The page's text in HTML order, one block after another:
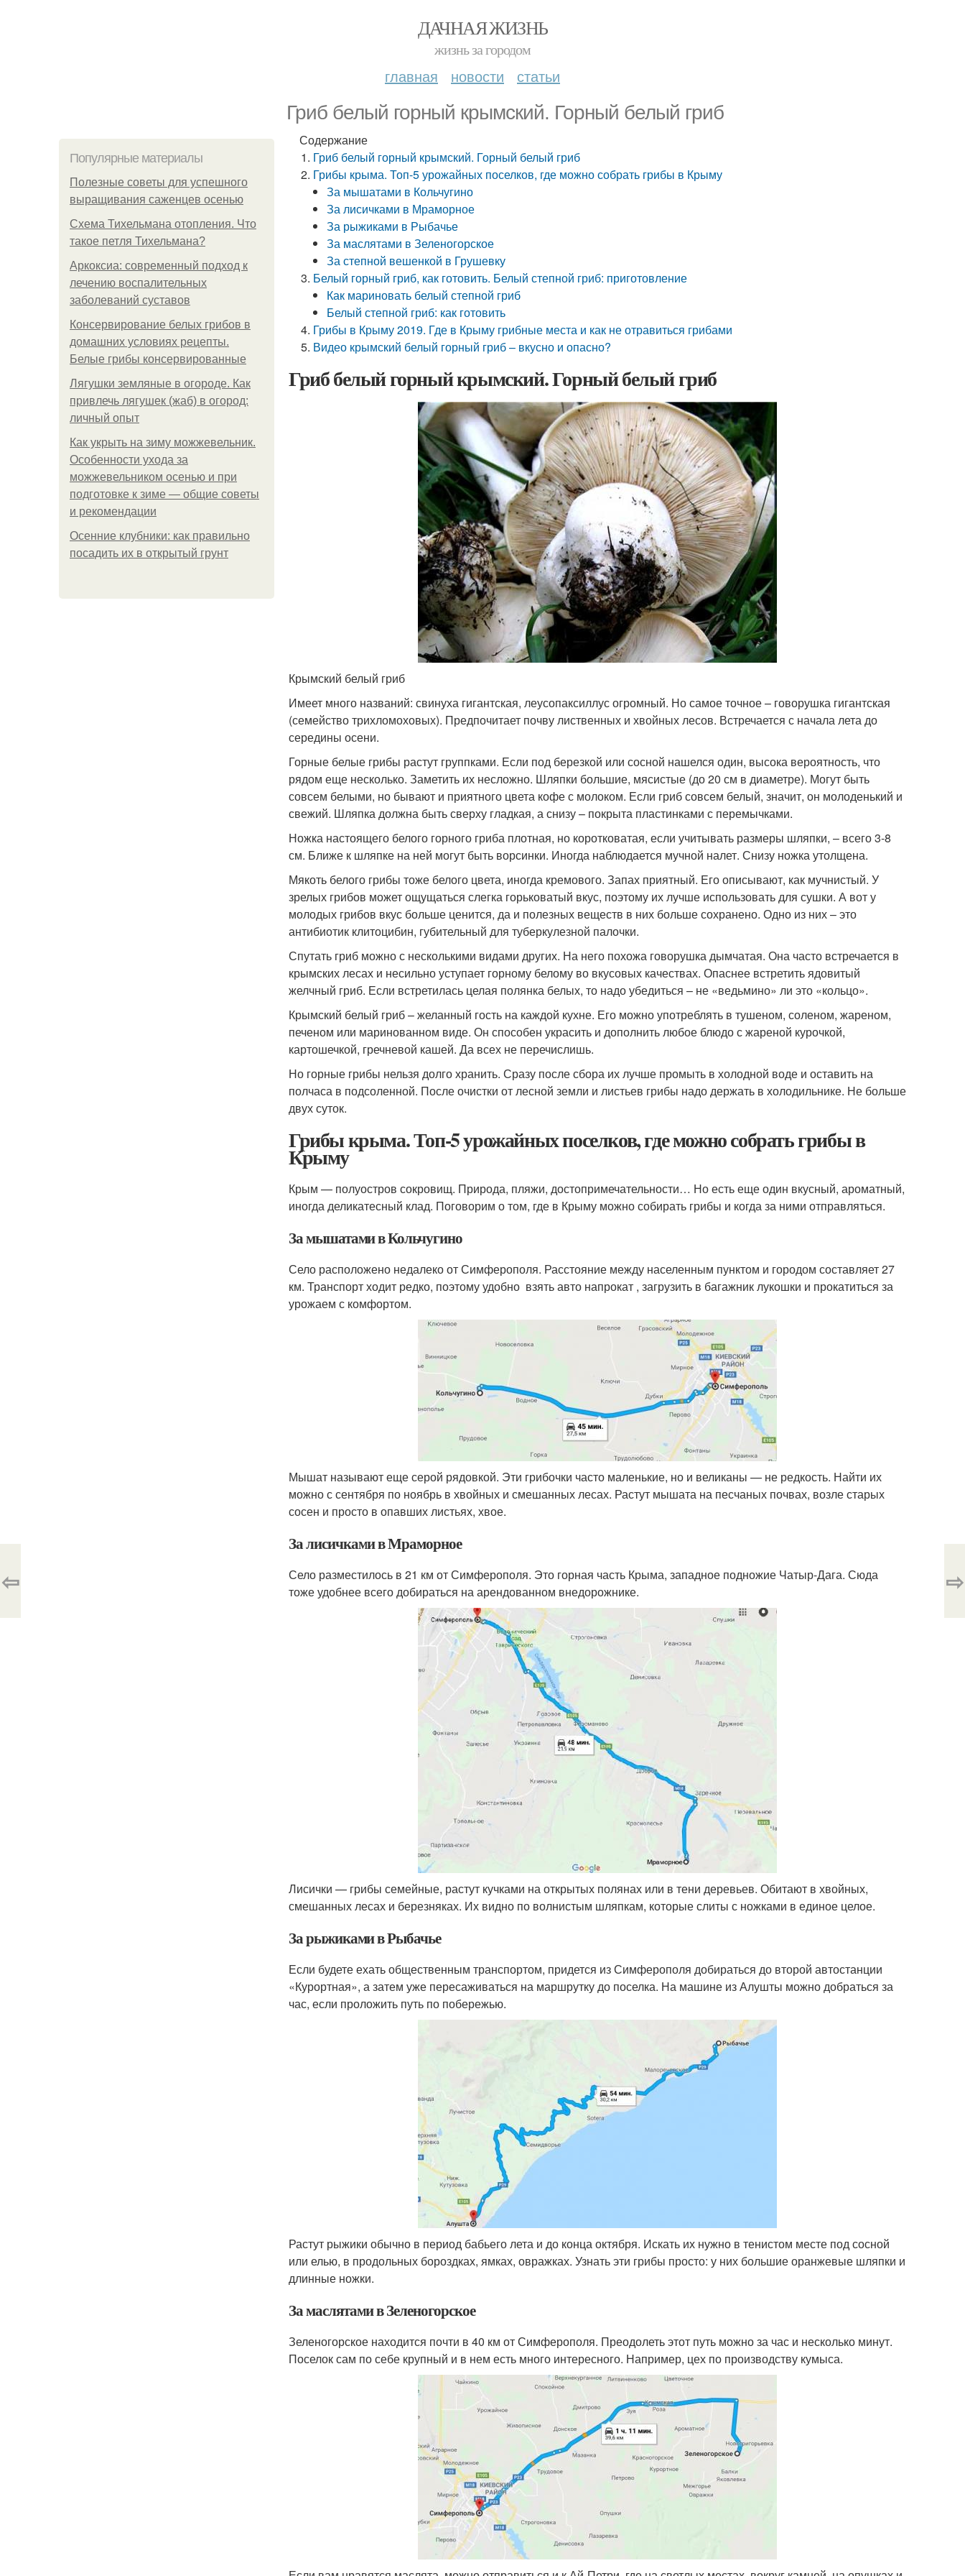
ДАЧНАЯ ЖИЗНЬ
жизнь за городом
главная новости статьи
Гриб белый горный крымский. Горный белый гриб
Популярные материалы
Полезные советы для успешного
выращивания саженцев осенью
Схема Тихельмана отопления. Что
такое петля Тихельмана?
Аркоксиа: современный подход к
лечению воспалительных
заболеваний суставов
Консервирование белых грибов в
домашних условиях рецепты.
Белые грибы консервированные
Лягушки земляные в огороде. Как
привлечь лягушек (жаб) в огород:
личный опыт
Как укрыть на зиму можжевельник.
Особенности ухода за
можжевельником осенью и при
подготовке к зиме — общие советы
и рекомендации
Осенние клубники: как правильно
посадить их в открытый грунт
Содержание
Гриб белый горный крымский. Горный белый гриб
Грибы крыма. Топ-5 урожайных поселков, где можно собрать грибы в Крыму
За мышатами в Кольчугино
За лисичками в Мраморное
За рыжиками в Рыбачье
За маслятами в Зеленогорское
За степной вешенкой в Грушевку
Белый горный гриб, как готовить. Белый степной гриб: приготовление
Как мариновать белый степной гриб
Белый степной гриб: как готовить
Грибы в Крыму 2019. Где в Крыму грибные места и как не отравиться грибами
Видео крымский белый горный гриб – вкусно и опасно?
Гриб белый горный крымский. Горный белый гриб
Крымский белый гриб
Имеет много названий: свинуха гигантская, леусопаксиллус огромный. Но самое точное – говорушка гигантская
(семейство трихломоховых). Предпочитает почву лиственных и хвойных лесов. Встречается с начала лета до
середины осени.
Горные белые грибы растут группками. Если под березкой или сосной нашелся один, высока вероятность, что
рядом еще несколько. Заметить их несложно. Шляпки большие, мясистые (до 20 см в диаметре). Могут быть
совсем белыми, но бывают и приятного цвета кофе с молоком. Если гриб совсем белый, значит, он молоденький и
свежий. Шляпка должна быть сверху гладкая, а снизу – покрыта пластинками с перемычками.
Ножка настоящего белого горного гриба плотная, но коротковатая, если учитывать размеры шляпки, – всего 3-8
см. Ближе к шляпке на ней могут быть ворсинки. Иногда наблюдается мучной налет. Снизу ножка утолщена.
Мякоть белого грибы тоже белого цвета, иногда кремового. Запах приятный. Его описывают, как мучнистый. У
зрелых грибов может ощущаться слегка горьковатый вкус, поэтому их лучше использовать для сушки. А вот у
молодых грибов вкус больше ценится, да и полезных веществ в них больше сохранено. Одно из них – это
антибиотик клитоцибин, губительный для туберкулезной палочки.
Спутать гриб можно с несколькими видами других. На него похожа говорушка дымчатая. Она часто встречается в
крымских лесах и несильно уступает горному белому во вкусовых качествах. Опаснее встретить ядовитый
желчный гриб. Если встретилась целая полянка белых, то надо убедиться – не «ведьмино» ли это «кольцо».
Крымский белый гриб – желанный гость на каждой кухне. Его можно употреблять в тушеном, соленом, жареном,
печеном или маринованном виде. Он способен украсить и дополнить любое блюдо с жареной курочкой,
картошечкой, гречневой кашей. Да всех не перечислишь.
Но горные грибы нельзя долго хранить. Сразу после сбора их лучше промыть в холодной воде и оставить на
полчаса в подсоленной. После очистки от лесной земли и листьев грибы надо держать в холодильнике. Не больше
двух суток.
Грибы крыма. Топ-5 урожайных поселков, где можно собрать грибы в
Крыму
Крым — полуостров сокровищ. Природа, пляжи, достопримечательности… Но есть еще один вкусный, ароматный,
иногда деликатесный клад. Поговорим о том, где в Крыму можно собирать грибы и когда за ними отправляться.
За мышатами в Кольчугино
Село расположено недалеко от Симферополя. Расстояние между населенным пунктом и городом составляет 27
км. Транспорт ходит редко, поэтому удобно взять авто напрокат , загрузить в багажник лукошки и прокатиться за
урожаем с комфортом.
Мышат называют еще серой рядовкой. Эти грибочки часто маленькие, но и великаны — не редкость. Найти их
можно с сентября по ноябрь в хвойных и смешанных лесах. Растут мышата на песчаных почвах, возле старых
сосен и просто в опавших листьях, хвое.
За лисичками в Мраморное
Село разместилось в 21 км от Симферополя. Это горная часть Крыма, западное подножие Чатыр-Дага. Сюда
тоже удобнее всего добираться на арендованном внедорожнике.
Лисички — грибы семейные, растут кучками на открытых полянах или в тени деревьев. Обитают в хвойных,
смешанных лесах и березняках. Их видно по волнистым шляпкам, которые слиты с ножками в единое целое.
За рыжиками в Рыбачье
Если будете ехать общественным транспортом, придется из Симферополя добираться до второй автостанции
«Курортная», а затем уже пересаживаться на маршрутку до поселка. На машине из Алушты можно добраться за
час, если проложить путь по побережью.
Растут рыжики обычно в период бабьего лета и до конца октября. Искать их нужно в тенистом месте под сосной
или елью, в продольных бороздках, ямках, овражках. Узнать эти грибы просто: у них большие оранжевые шляпки и
длинные ножки.
За маслятами в Зеленогорское
Зеленогорское находится почти в 40 км от Симферополя. Преодолеть этот путь можно за час и несколько минут.
Поселок сам по себе крупный и в нем есть много интересного. Например, цех по производству кумыса.
⇦ ⇨